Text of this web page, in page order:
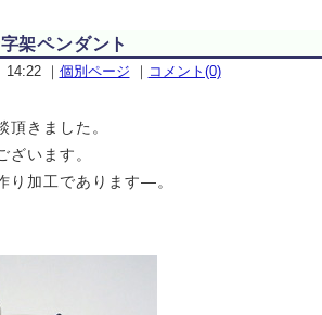
架ペンダント
14:22｜ 個別ページ ｜ コメント(0)
頂きました。
ざいます。
り加工であります—。